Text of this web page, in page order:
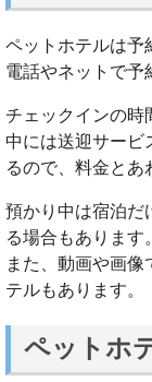
ペットホテルは予
電話やネットで予
チェックインの時
中には送迎サービ
るので、料金とあ
預かり中は宿泊だ
る場合もあります。
また、動画や画
テルもあります。
ペットホ